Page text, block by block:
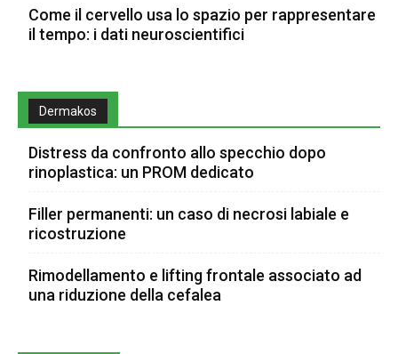
Come il cervello usa lo spazio per rappresentare
il tempo: i dati neuroscientifici
Dermakos
Distress da confronto allo specchio dopo
rinoplastica: un PROM dedicato
Filler permanenti: un caso di necrosi labiale e
ricostruzione
Rimodellamento e lifting frontale associato ad
una riduzione della cefalea